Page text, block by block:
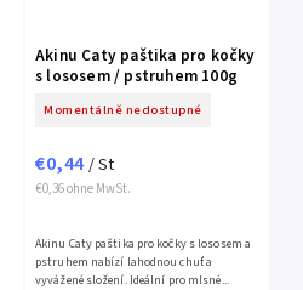
Akinu Caty paštika pro kočky
s lososem / pstruhem 100g
Momentálně nedostupné
€0,36 ohne MwSt.
€0,44/ St
Akinu Caty paštika pro kočky s lososem a
pstruhem nabízí lahodnou chuť a
vyvážené složení. Ideální pro mlsné...